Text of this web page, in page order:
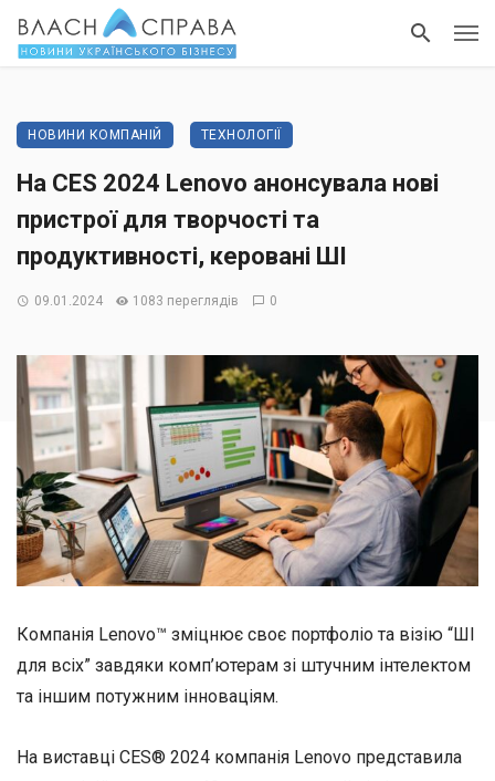
НОВИНИ КОМПАНІЙ ТЕХНОЛОГІЇ
На CES 2024 Lenovo анонсувала нові
пристрої для творчості та
продуктивності, керовані ШІ
09.01.2024 1083 переглядів 0
Компанія Lenovo™ зміцнює своє портфоліо та візію “ШІ
для всіх” завдяки комп’ютерам зі штучним інтелектом
та іншим потужним інноваціям.
На виставці CES® 2024 компанія Lenovo представила